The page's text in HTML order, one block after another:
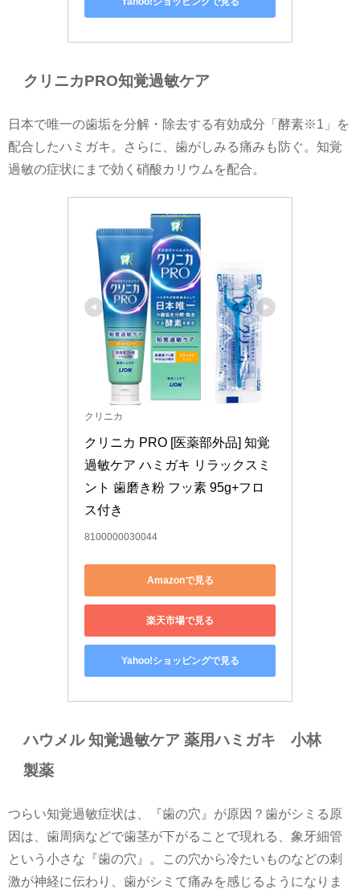
クリニカPRO知覚過敏ケア
日本で唯一の歯垢を分解・除去する有効成分「酵素※1」を
配合したハミガキ。さらに、歯がしみる痛みも防ぐ。知覚
過敏の症状にまで効く硝酸カリウムを配合。
クリニカ
クリニカ PRO [医薬部外品] 知覚
過敏ケア ハミガキ リラックスミ
ント 歯磨き粉 フッ素 95g+フロ
ス付き
8100000030044
Amazonで見る
楽天市場で見る
Yahoo!ショッピングで見る
ハウメル 知覚過敏ケア 薬用ハミガキ 小林
製薬
つらい知覚過敏症状は、『歯の穴』が原因？歯がシミる原
因は、歯周病などで歯茎が下がることで現れる、象牙細管
という小さな『歯の穴』。この穴から冷たいものなどの刺
激が神経に伝わり、歯がシミて痛みを感じるようになりま